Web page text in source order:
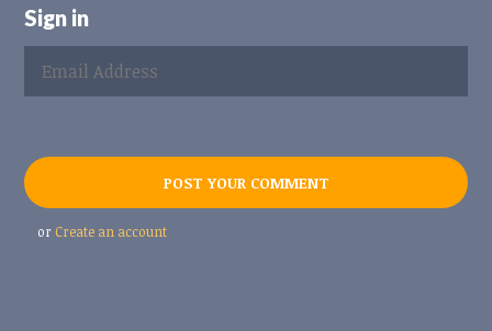
Sign in
or Create an account